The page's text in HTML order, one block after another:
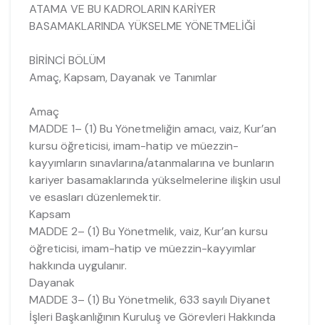
ATAMA VE BU KADROLARIN KARİYER
BASAMAKLARINDA YÜKSELME YÖNETMELİĞİ
BİRİNCİ BÖLÜM
Amaç, Kapsam, Dayanak ve Tanımlar
Amaç
MADDE 1– (1) Bu Yönetmeliğin amacı, vaiz, Kur’an
kursu öğreticisi, imam-hatip ve müezzin-
kayyımların sınavlarına/atanmalarına ve bunların
kariyer basamaklarında yükselmelerine ilişkin usul
ve esasları düzenlemektir.
Kapsam
MADDE 2– (1) Bu Yönetmelik, vaiz, Kur’an kursu
öğreticisi, imam-hatip ve müezzin-kayyımlar
hakkında uygulanır.
Dayanak
MADDE 3– (1) Bu Yönetmelik, 633 sayılı Diyanet
İşleri Başkanlığının Kuruluş ve Görevleri Hakkında